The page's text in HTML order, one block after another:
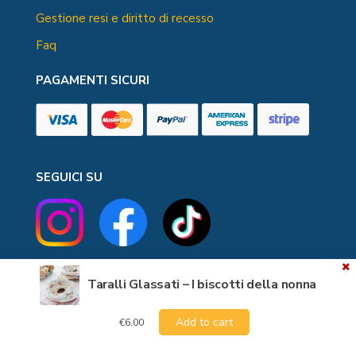
Gestione resi e diritto di recesso
Faq
PAGAMENTI SICURI
SEGUICI SU
Naturalmente Marylin © All rights reserved Copyrights
2020 by Amb Web | P.Iva 05295800659 | REA n. SA
Taralli Glassati – I biscotti della nonna
€6.00 Add to cart